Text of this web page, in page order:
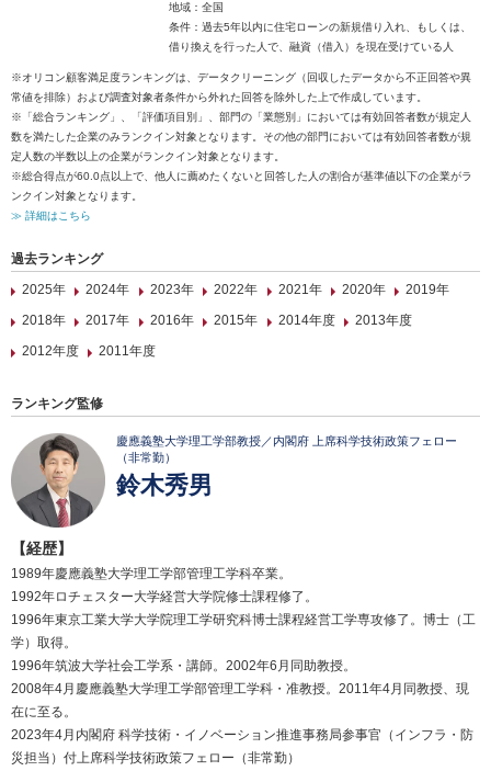
地域：全国
条件：過去5年以内に住宅ローンの新規借り入れ、もしくは、
借り換えを行った人で、融資（借入）を現在受けている人
※オリコン顧客満足度ランキングは、データクリーニング（回収したデータから不正回答や異
常値を排除）および調査対象者条件から外れた回答を除外した上で作成しています。
※「総合ランキング」、「評価項目別」、部門の「業態別」においては有効回答者数が規定人
数を満たした企業のみランクイン対象となります。その他の部門においては有効回答者数が規
定人数の半数以上の企業がランクイン対象となります。
※総合得点が60.0点以上で、他人に薦めたくないと回答した人の割合が基準値以下の企業がラ
ンクイン対象となります。
≫ 詳細はこちら
過去ランキング
2025年
2024年 2023年 2022年 2021年 2020年
2019年
2018年
2017年 2016年 2015年 2014年度
2013年度
2012年度
2011年度
ランキング監修
慶應義塾大学理工学部教授／内閣府 上席科学技術政策フェロー
（非常勤）
鈴木秀男
【経歴】
1989年慶應義塾大学理工学部管理工学科卒業。
1992年ロチェスター大学経営大学院修士課程修了。
1996年東京工業大学大学院理工学研究科博士課程経営工学専攻修了。博士（工
学）取得。
1996年筑波大学社会工学系・講師。2002年6月同助教授。
2008年4月慶應義塾大学理工学部管理工学科・准教授。2011年4月同教授、現
在に至る。
2023年4月内閣府 科学技術・イノベーション推進事務局参事官（インフラ・防
災担当）付上席科学技術政策フェロー（非常勤）